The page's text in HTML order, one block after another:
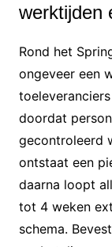
werktijden
Rond het
ongeveer een
doordat
gecontroleerd
ontstaat een
daarna loopt
tot 4 weken
schema.